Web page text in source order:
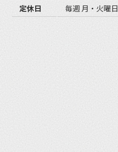
定休日
毎週 月・火曜日